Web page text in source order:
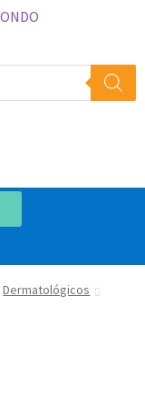
Dermatológicos